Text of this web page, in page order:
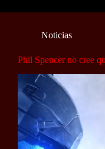
Noticias
Phil Spencer no cree